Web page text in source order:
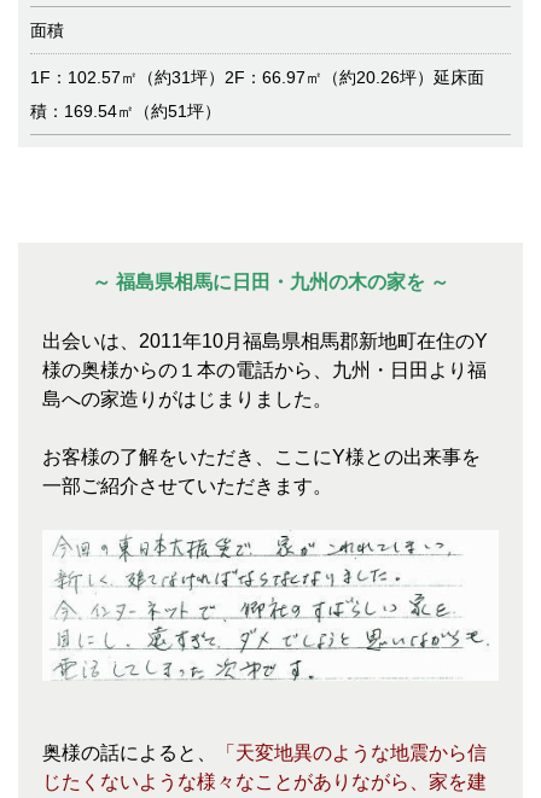
面積
1F：102.57㎡（約31坪）2F：66.97㎡（約20.26坪）延床面
積：169.54㎡（約51坪）
～ 福島県相馬に日田・九州の木の家を ～
出会いは、2011年10月福島県相馬郡新地町在住のY
様の奥様からの１本の電話から、九州・日田より福
島への家造りがはじまりました。
お客様の了解をいただき、ここにY様との出来事を
一部ご紹介させていただきます。
奥様の話によると、
「天変地異のような地震から信
じたくないような様々なことがありながら、家を建